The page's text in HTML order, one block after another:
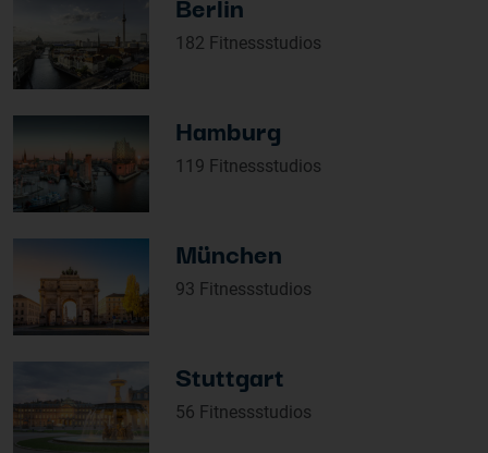
182 Fitnessstudios
Hamburg
119 Fitnessstudios
München
93 Fitnessstudios
Stuttgart
56 Fitnessstudios